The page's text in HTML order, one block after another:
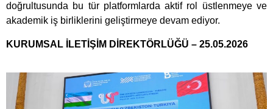
doğrultusunda bu tür platformlarda aktif rol üstlenmeye ve
akademik iş birliklerini geliştirmeye devam ediyor.
KURUMSAL İLETİŞİM DİREKTÖRLÜĞÜ – 25.05.2026